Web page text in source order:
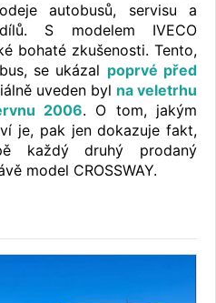
autobusů, servisu a
S modelem IVECO
bohaté zkušenosti. Tento,
se ukázal poprvé před
uveden byl na veletrhu
2006. O tom, jakým
je, pak jen dokazuje fakt,
každý druhý prodaný
model CROSSWAY.